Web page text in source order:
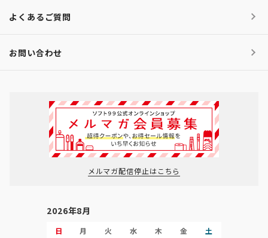
よくあるご質問
お問い合わせ
メルマガ配信停止はこちら
2026年8月
日 月 火 水 木 金
土